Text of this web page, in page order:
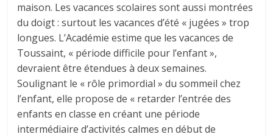
maison. Les vacances scolaires sont aussi montrées
du doigt : surtout les vacances d’été « jugées » trop
longues. L’Académie estime que les vacances de
Toussaint, « période difficile pour l’enfant »,
devraient être étendues à deux semaines.
Soulignant le « rôle primordial » du sommeil chez
l’enfant, elle propose de « retarder l’entrée des
enfants en classe en créant une période
intermédiaire d’activités calmes en début de